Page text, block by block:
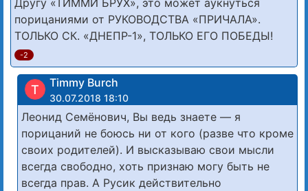
порицаниями от РУКОВОДСТВА «ПРИЧАЛА».
ТОЛЬКО СК. «ДНЕПР-1», ТОЛЬКО ЕГО ПОБЕДЫ!
-2
T Timmy Burch
30.07.2018 18:10
Леонид Семёнович, Вы ведь знаете — я
порицаний не боюсь ни от кого (разве что кроме
своих родителей). И высказываю свои мысли
всегда свободно, хоть признаю могу быть не
всегда прав. А Русик действительно